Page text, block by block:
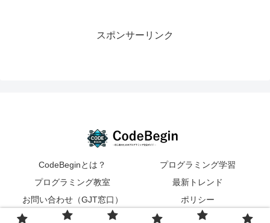
スポンサーリンク
CodeBeginとは？
プログラミング学習
プログラミング教室
最新トレンド
お問い合わせ（GJT窓口）
ポリシー
© GROWTH JAPAN TECHNOLOGIES. All rights reserved.